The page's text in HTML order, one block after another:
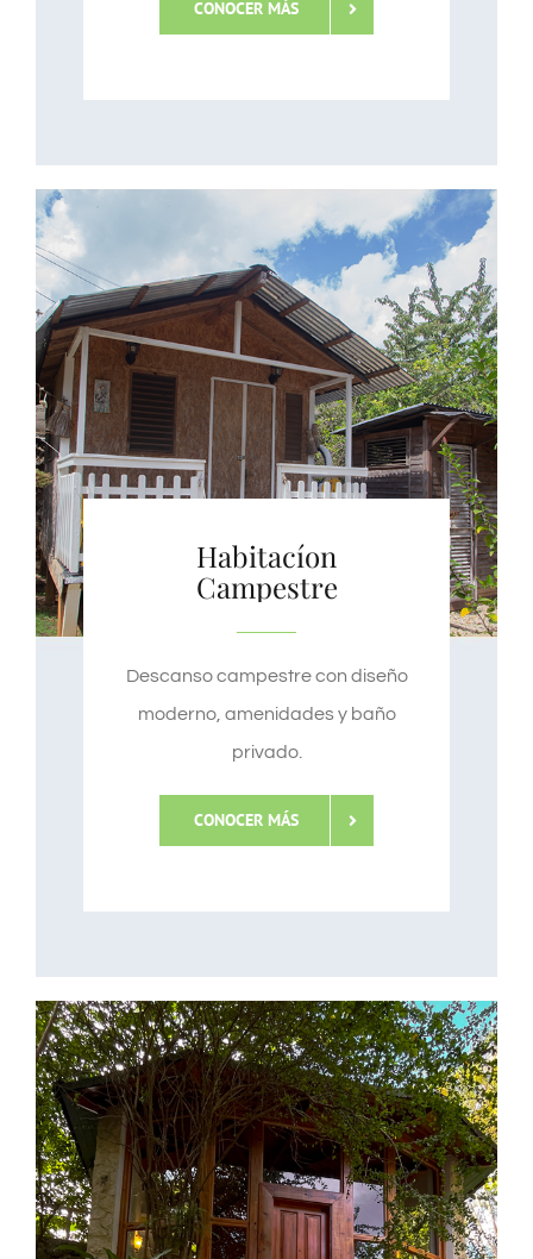
CONOCER MÁS
Habitacíon
Campestre
Descanso campestre con diseño
moderno, amenidades y baño
privado.
CONOCER MÁS